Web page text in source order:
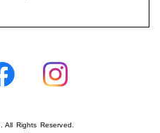
All Rights Reserved.